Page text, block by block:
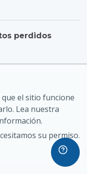
perdidos
el sitio funcione
Lea nuestra
su permiso.